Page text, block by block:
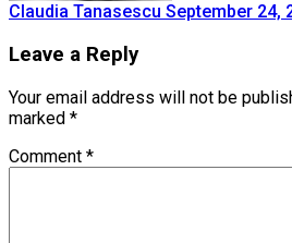
Claudia Tanasescu September 24,
Leave a Reply
Your email address will not be
marked *
Comment *